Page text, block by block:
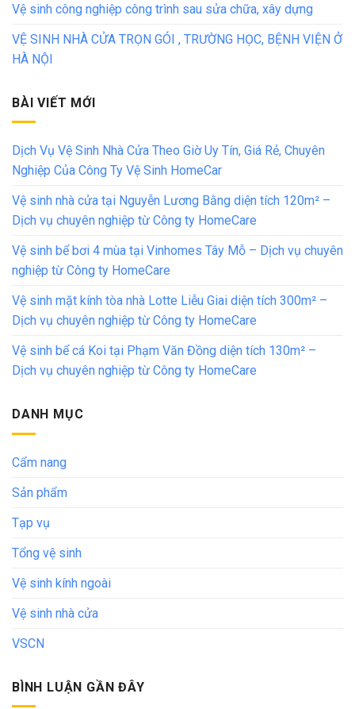
Vệ sinh công nghiệp công trình sau sửa chữa, xây dựng
VỆ SINH NHÀ CỬA TRỌN GÓI , TRƯỜNG HỌC, BỆNH VIỆN Ở
HÀ NỘI
BÀI VIẾT MỚI
Dịch Vụ Vệ Sinh Nhà Cửa Theo Giờ Uy Tín, Giá Rẻ, Chuyên
Nghiệp Của Công Ty Vệ Sinh HomeCar
Vệ sinh nhà cửa tại Nguyễn Lương Bằng diện tích 120m² –
Dịch vụ chuyên nghiệp từ Công ty HomeCare
Vệ sinh bể bơi 4 mùa tại Vinhomes Tây Mỗ – Dịch vụ chuyên
nghiệp từ Công ty HomeCare
Vệ sinh mặt kính tòa nhà Lotte Liễu Giai diện tích 300m² –
Dịch vụ chuyên nghiệp từ Công ty HomeCare
Vệ sinh bể cá Koi tại Phạm Văn Đồng diện tích 130m² –
Dịch vụ chuyên nghiệp từ Công ty HomeCare
DANH MỤC
Cẩm nang
Sản phẩm
Tạp vụ
Tổng vệ sinh
Vệ sinh kính ngoài
Vệ sinh nhà cửa
VSCN
BÌNH LUẬN GẦN ĐÂY